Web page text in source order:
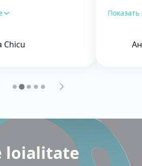
doresc
поднят!
Показать
loialitate